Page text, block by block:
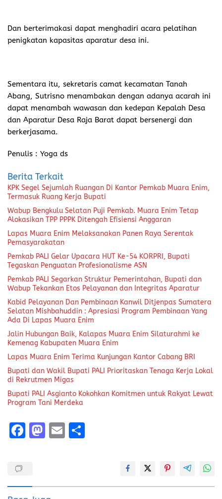
Dan berterimakasi dapat menghadiri acara pelatihan
penigkatan kapasitas aparatur desa ini.
Sementara itu, sekretaris camat kecamatan Tanah
Abang, Sutrisno menambakan dengan adanya acarah ini
dapat menambah wawasan dan kedepan Kepalah Desa
dan Aparatur Desa Raja Barat dapat bersenergi dan
berkerjasama.
Penulis : Yoga ds
Berita Terkait
KPK Segel Sejumlah Ruangan Di Kantor Pemkab Muara Enim,
Termasuk Ruang Kerja Bupati
Wabup Bengkulu Selatan Puji Pemkab. Muara Enim Tetap
Alokasikan TPP PPPK Ditengah Efisiensi Anggaran
Lapas Muara Enim Melaksanakan Panen Raya Serentak
Pemasyarakatan
Pemkab PALI Gelar Upacara HUT Ke-54 KORPRI, Bupati
Tegaskan Penguatan Profesionalisme ASN
Pemkab PALI Segarkan Struktur Pemerintahan, Bupati dan
Wabup Tekankan Etos Pelayanan dan Integritas Aparatur
Kabid Pelayanan Dan Pembinaan Kanwil Ditjenpas Sumatera
Selatan Mishbahuddin : Apresiasi Program Pembinaan Yang
Ada Di Lapas Muara Enim
Jalin Hubungan Baik, Kalapas Muara Enim Silaturahmi ke
Kemenag Kabupaten Muara Enim
Lapas Muara Enim Terima Kunjungan Kantor Cabang BRI
Bupati dan Wakil Bupati PALI Prioritaskan Tenaga Kerja Lokal
di Rekrutmen Migas
Bupati PALI Asgianto Kokohkan Komitmen untuk Rakyat Lewat
Program Tani Merdeka
F
o
M
d
E